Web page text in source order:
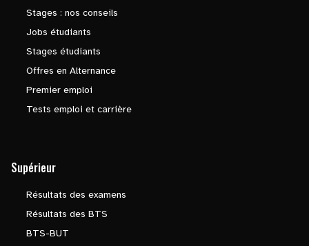
Stages : nos conseils
Jobs étudiants
Stages étudiants
Offres en Alternance
Premier emploi
Tests emploi et carrière
Supérieur
Résultats des examens
Résultats des BTS
BTS-BUT